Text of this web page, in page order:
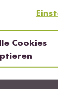
Cookies